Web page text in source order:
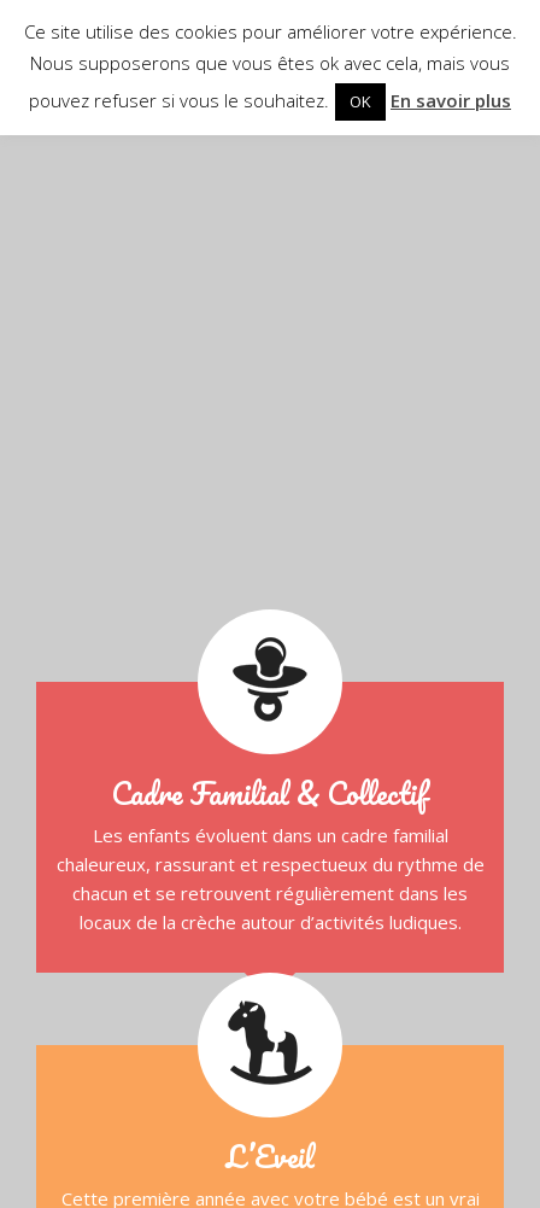
Cadre Familial & Collectif
Les enfants évoluent dans un cadre familial
chaleureux, rassurant et respectueux du rythme de
chacun et se retrouvent régulièrement dans les
locaux de la crèche autour d’activités ludiques.
L’Eveil
Cette première année avec votre bébé est un vrai
Ce site utilise des cookies pour améliorer votre expérience.
Nous supposerons que vous êtes ok avec cela, mais vous
pouvez refuser si vous le souhaitez.
OK En savoir plus